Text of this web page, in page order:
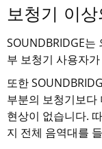
보청기 이상
SOUNDBRIDGE는
부 보청기 사용자
또한
부분의 보청기보다
현상이 없습니다.
지 전체 음역대를